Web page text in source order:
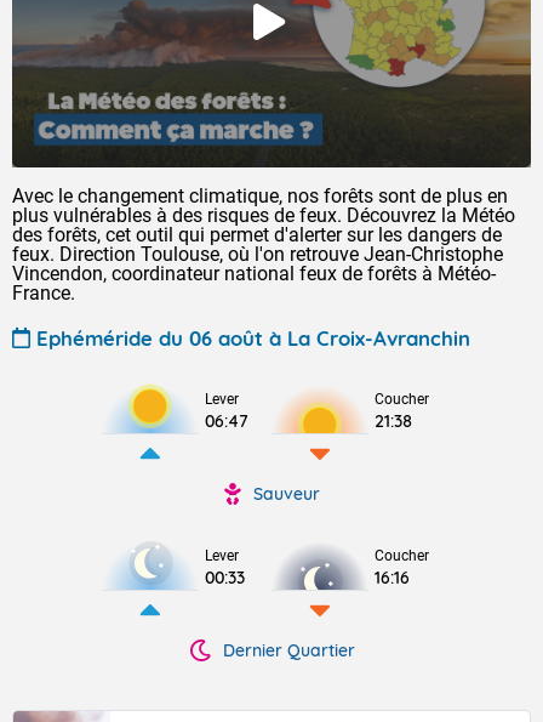
Avec le changement climatique, nos forêts sont de plus en
plus vulnérables à des risques de feux. Découvrez la Météo
des forêts, cet outil qui permet d'alerter sur les dangers de
feux. Direction Toulouse, où l'on retrouve Jean-Christophe
Vincendon, coordinateur national feux de forêts à Météo-
France.
Ephéméride du 06 août à La Croix-Avranchin
Lever
06:47
Coucher
21:38
Sauveur
Lever
00:33
Coucher
16:16
Dernier Quartier